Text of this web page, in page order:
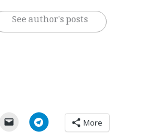
See author's posts
More